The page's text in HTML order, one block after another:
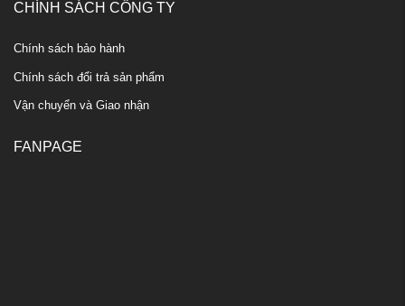
CHÍNH SÁCH CÔNG TY
Chính sách bảo hành
Chính sách đổi trả sản phẩm
Vận chuyển và Giao nhận
FANPAGE